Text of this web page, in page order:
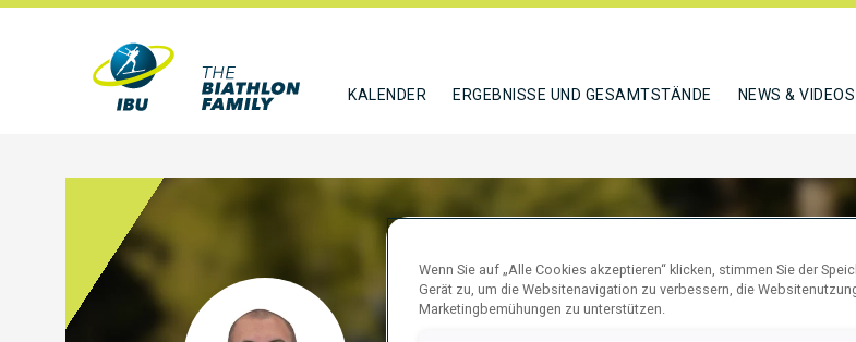
KALENDER ERGEBNISSE UND GESAMTSTÄNDE NEWS & VIDEOS
SPASOVSKI PETAR
Wenn Sie auf „Alle Cookies akzeptieren“ klicken, stimmen Sie der
Gerät zu, um die Websitenavigation zu verbessern, die
Marketingbemühungen zu unterstützen.